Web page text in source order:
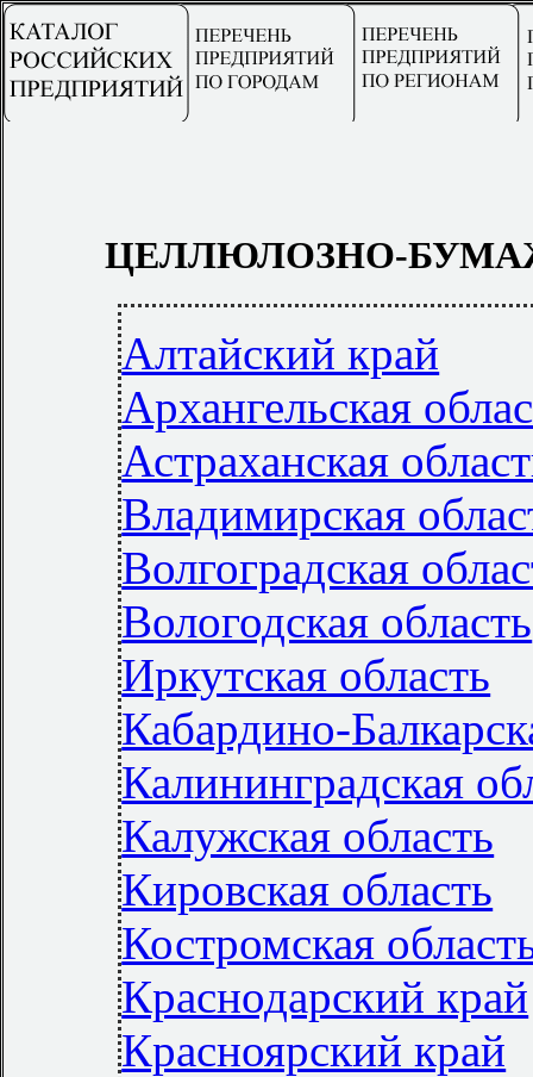
ЦЕЛЛЮЛОЗНО-
Алтайский край
Архангельская
Астраханская
Владимирская
Волгоградская
Вологодская область
Иркутская область
Кабардино-
Калининградская
Калужская область
Кировская область
Костромская
Краснодарский край
Красноярский край